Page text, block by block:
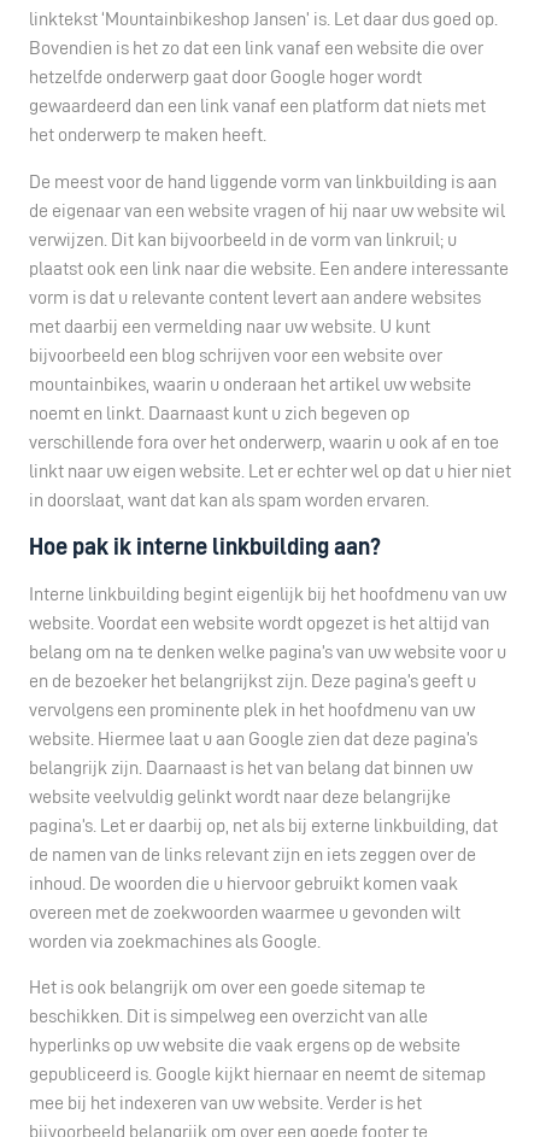
linktekst ‘Mountainbikeshop Jansen’ is. Let daar dus goed op.
Bovendien is het zo dat een link vanaf een website die over
hetzelfde onderwerp gaat door Google hoger wordt
gewaardeerd dan een link vanaf een platform dat niets met
het onderwerp te maken heeft.
De meest voor de hand liggende vorm van linkbuilding is aan
de eigenaar van een website vragen of hij naar uw website wil
verwijzen. Dit kan bijvoorbeeld in de vorm van linkruil; u
plaatst ook een link naar die website. Een andere interessante
vorm is dat u relevante content levert aan andere websites
met daarbij een vermelding naar uw website. U kunt
bijvoorbeeld een blog schrijven voor een website over
mountainbikes, waarin u onderaan het artikel uw website
noemt en linkt. Daarnaast kunt u zich begeven op
verschillende fora over het onderwerp, waarin u ook af en toe
linkt naar uw eigen website. Let er echter wel op dat u hier niet
in doorslaat, want dat kan als spam worden ervaren.
Hoe pak ik interne linkbuilding aan?
Interne linkbuilding begint eigenlijk bij het hoofdmenu van uw
website. Voordat een website wordt opgezet is het altijd van
belang om na te denken welke pagina’s van uw website voor u
en de bezoeker het belangrijkst zijn. Deze pagina’s geeft u
vervolgens een prominente plek in het hoofdmenu van uw
website. Hiermee laat u aan Google zien dat deze pagina’s
belangrijk zijn. Daarnaast is het van belang dat binnen uw
website veelvuldig gelinkt wordt naar deze belangrijke
pagina’s. Let er daarbij op, net als bij externe linkbuilding, dat
de namen van de links relevant zijn en iets zeggen over de
inhoud. De woorden die u hiervoor gebruikt komen vaak
overeen met de zoekwoorden waarmee u gevonden wilt
worden via zoekmachines als Google.
Het is ook belangrijk om over een goede sitemap te
beschikken. Dit is simpelweg een overzicht van alle
hyperlinks op uw website die vaak ergens op de website
gepubliceerd is. Google kijkt hiernaar en neemt de sitemap
mee bij het indexeren van uw website. Verder is het
bijvoorbeeld belangrijk om over een goede footer te